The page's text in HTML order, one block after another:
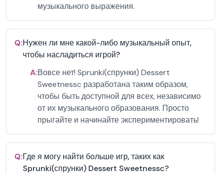
музыкального выражения.
Q:Нужен ли мне какой-либо музыкальный опыт,
чтобы насладиться игрой?
A:Вовсе нет! Sprunki(спрунки) Dessert
Sweetnessc разработана таким образом,
чтобы быть доступной для всех, независимо
от их музыкального образования. Просто
прыгайте и начинайте экспериментировать!
Q:Где я могу найти больше игр, таких как
Sprunki(спрунки) Dessert Sweetnessc?